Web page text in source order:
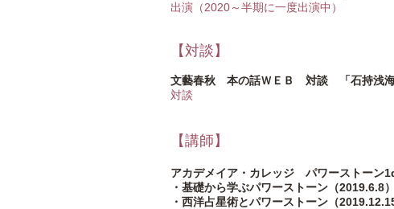
出演（2020～半期に一度出演中）
【対談】
文藝春秋 本の話ＷＥＢ 対談 「石持浅海
対談
【講師】
アカデメイア・カレッジ パワーストーン
・基礎から学ぶパワース トーン（2019.6.8）
・西洋占星術とパワーストーン（2019.12.15